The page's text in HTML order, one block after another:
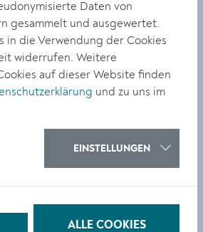
Ergebnisse auf einen
Bezirke
Daten von
gesammelt und ausgewertet.
in die Verwendung der Cookies
widerrufen. Weitere
auf dieser Website finden
und zu uns im
EINSTELLUNGEN
ALLE COOKIES